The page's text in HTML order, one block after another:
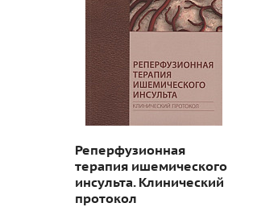
Реперфузионная
терапия ишемического
инсульта. Клинический
протокол